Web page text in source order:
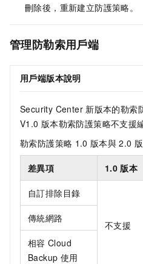
刪除後，重新建立防護策略。
管理防勒索用戶端
用戶端版本說明
Security Center 新版本的勒索
V1.0 版本勒索防護策略不支援
勒索防護策略 1.0 版本與 2.0
差異項 1.0 版本
自訂排除目錄
不支援
傳統網路
相容 Cloud
Backup 使用